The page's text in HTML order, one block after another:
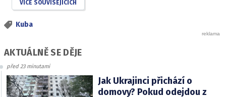
VÍCE SOUVISEJÍCÍCH
Kuba
AKTUÁLNĚ SE DĚJE
před 23 minutami
Jak Ukrajinci přichází o
domovy? Pokud odejdou z